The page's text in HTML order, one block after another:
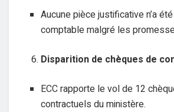
Aucune pièce justificative n’a
comptable malgré les
Disparition de chèques de
ECC rapporte le vol de 12
contractuels du ministère.